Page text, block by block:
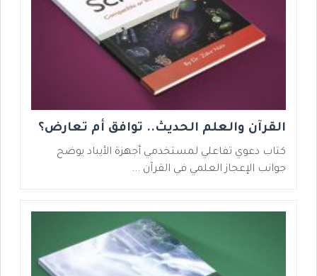
القرآن والعلم الحديث.. توافق أم تعارض؟
كتاب دعوي تفاعلي لمستخدمي أجهزة الأيباد يوضح
جوانب الإعجاز العلمي في القرآن ...